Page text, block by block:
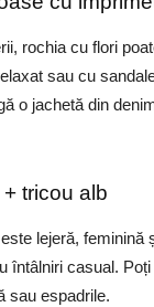
rochia cu flori
sau cu
o jachetă din
tricou alb
lejeră, feminină
întâlniri casual.
sau espadrile.